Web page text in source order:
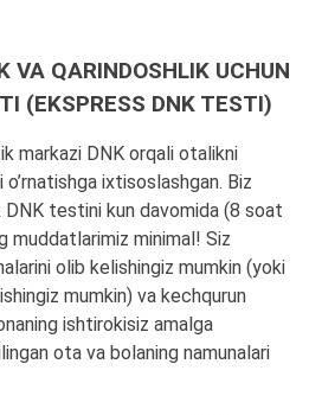
VA QARINDOSHLIK UCHUN
(EKSPRESS DNK TESTI)
markazi DNK orqali otalikni
o’rnatishga ixtisoslashgan. Biz
testini kun davomida (8 soat
muddatlarimiz minimal! Siz
olib kelishingiz mumkin (yoki
mumkin) va kechqurun
ishtirokisiz amalga
ota va bolaning namunalari